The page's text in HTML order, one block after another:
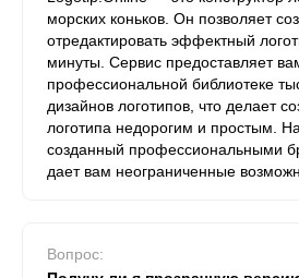
морских коньков. Он позволяет
отредактировать эффектный
минуты. Сервис предоставляет
профессиональной библиотеке
дизайнов логотипов, что делает
логотипа недорогим и простым.
созданный профессиональными
дает вам неограниченные
Вопрос: